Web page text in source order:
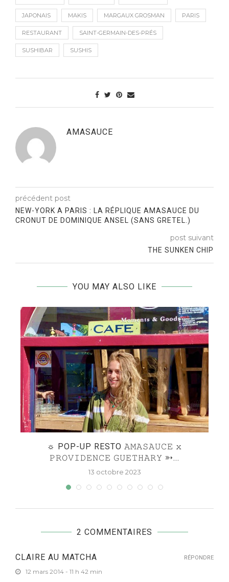
JAPONAIS MAKIS MARGAUX GROSMAN PARIS
RESTAURANT SAINT-GERMAIN-DES-PRÉS
SUSHIBAR SUSHIS
AMASAUCE
précédent post
NEW-YORK A PARIS : LA RÉPLIQUE AMASAUCE DU
CRONUT DE DOMINIQUE ANSEL (SANS GRETEL.)
post suivant
THE SUNKEN CHIP
YOU MAY ALSO LIKE
☼ POP-UP RESTO 𝙰𝙼𝙰𝚂𝙰𝚄𝙲𝙴 𝚡
𝙿𝚁𝙾𝚅𝙸𝙳𝙴𝙽𝙲𝙴 𝙶𝚄𝙴𝚃𝙷𝙰𝚁𝚈 ➳...
13 octobre 2023
2 COMMENTAIRES
CLAIRE AU MATCHA
12 mars 2014 - 11 h 42 min
RÉPONDRE